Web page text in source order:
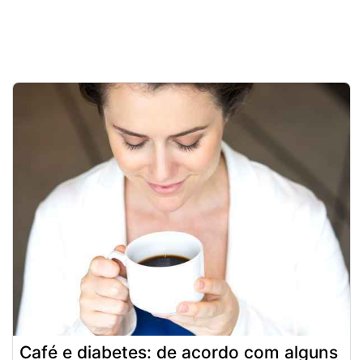
Café e diabetes: de acordo com alguns